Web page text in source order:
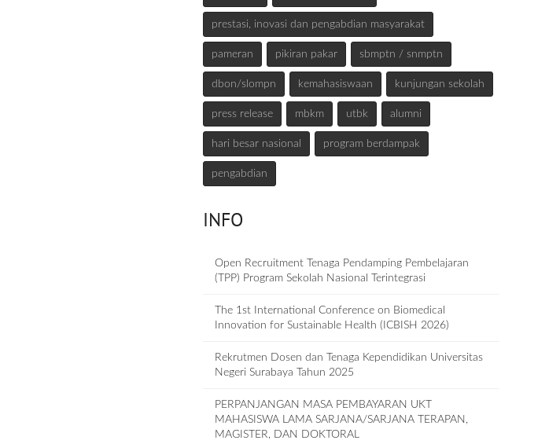
prestasi, inovasi dan pengabdian masyarakat
pameran pikiran pakar sbmptn / snmptn
dbon/slompn kemahasiswaan kunjungan sekolah
press release mbkm utbk alumni
hari besar nasional program berdampak
pengabdian
INFO
Open Recruitment Tenaga Pendamping Pembelajaran
(TPP) Program Sekolah Nasional Terintegrasi
The 1st International Conference on Biomedical
Innovation for Sustainable Health (ICBISH 2026)
Rekrutmen Dosen dan Tenaga Kependidikan Universitas
Negeri Surabaya Tahun 2025
PERPANJANGAN MASA PEMBAYARAN UKT
MAHASISWA LAMA SARJANA/SARJANA TERAPAN,
MAGISTER, DAN DOKTORAL